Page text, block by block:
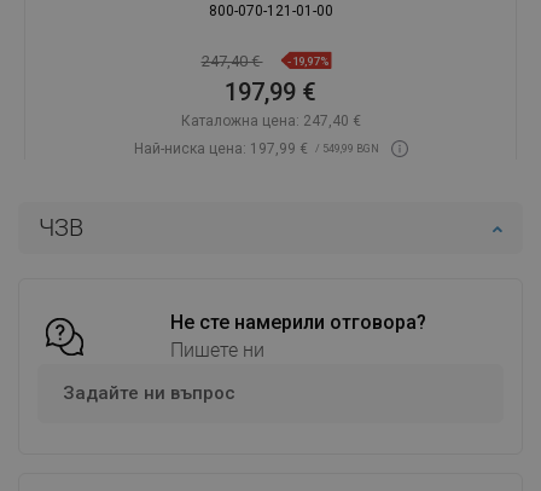
ЧЗВ
Не сте намерили отговора?
Пишете ни
Задайте ни въпрос
800-070-121-01-00
247,40 € -19,97%
197,99 €
Каталожна цена: 247,40 €
Най-ниска цена: 197,99 €
/ 549,99 BGN